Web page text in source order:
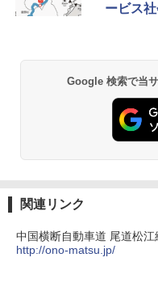
僕が
A09
￥
ト プ
ーチ
易 ト
￥
ラソ
ービス
Google 検索で当
関連リンク
中国横断自動車道 尾道松江
http://ono-matsu.jp/